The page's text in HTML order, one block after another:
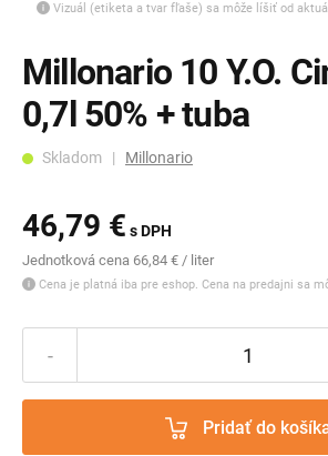
Vizuál (etiketa a tvar fľaše) sa môže líšiť od
Millonario 10 Y.O.
0,7l 50% + tuba
Skladom | Millonario
46,79 € s DPH
Jednotková cena 66,84 € / liter
Cena je platná iba pre eshop. Cena na predajni sa
-
Pridať do